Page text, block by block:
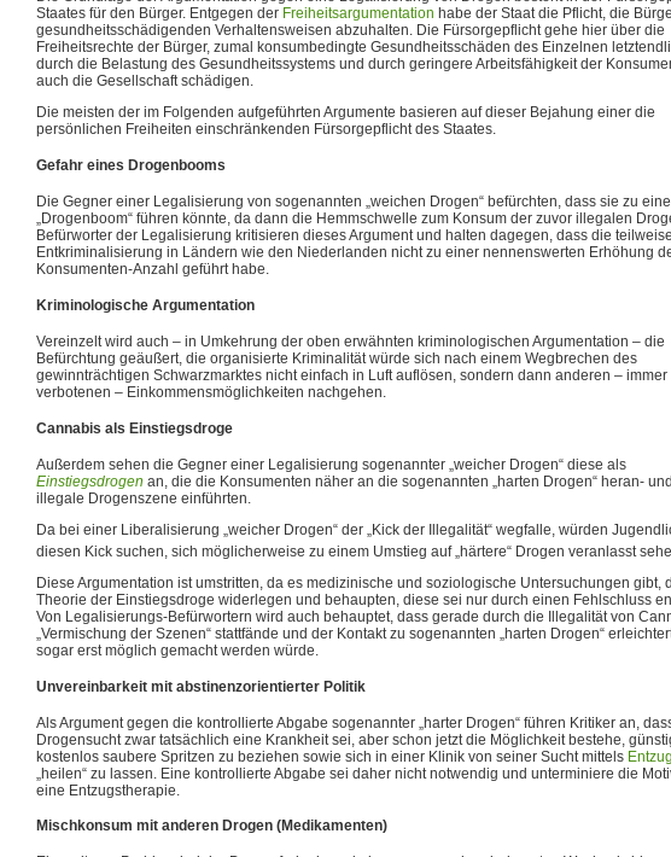
Staates für den Bürger. Entgegen der Freiheitsargumentation habe der Staat die Pflicht, die
gesundheitsschädigenden Verhaltensweisen abzuhalten. Die Fürsorgepflicht gehe hier über die
Freiheitsrechte der Bürger, zumal konsumbedingte Gesundheitsschäden des Einzelnen
durch die Belastung des Gesundheitssystems und durch geringere Arbeitsfähigkeit der
auch die Gesellschaft schädigen.
Die meisten der im Folgenden aufgeführten Argumente basieren auf dieser Bejahung einer die
persönlichen Freiheiten einschränkenden Fürsorgepflicht des Staates.
Gefahr eines Drogenbooms
Die Gegner einer Legalisierung von sogenannten „weichen Drogen“ befürchten, dass sie zu
„Drogenboom“ führen könnte, da dann die Hemmschwelle zum Konsum der zuvor illegalen
Befürworter der Legalisierung kritisieren dieses Argument und halten dagegen, dass die teilweise
Entkriminalisierung in Ländern wie den Niederlanden nicht zu einer nennenswerten Erhöhung
Konsumenten-Anzahl geführt habe.
Kriminologische Argumentation
Vereinzelt wird auch – in Umkehrung der oben erwähnten kriminologischen Argumentation – die
Befürchtung geäußert, die organisierte Kriminalität würde sich nach einem Wegbrechen des
gewinnträchtigen Schwarzmarktes nicht einfach in Luft auflösen, sondern dann anderen – immer
verbotenen – Einkommensmöglichkeiten nachgehen.
Cannabis als Einstiegsdroge
Außerdem sehen die Gegner einer Legalisierung sogenannter „weicher Drogen“ diese als
Einstiegsdrogen an, die die Konsumenten näher an die sogenannten „harten Drogen“ heran-
illegale Drogenszene einführten.
Da bei einer Liberalisierung „weicher Drogen“ der „Kick der Illegalität“ wegfalle, würden
diesen Kick suchen, sich möglicherweise zu einem Umstieg auf „härtere“ Drogen veranlasst
Diese Argumentation ist umstritten, da es medizinische und soziologische Untersuchungen gibt,
Theorie der Einstiegsdroge widerlegen und behaupten, diese sei nur durch einen Fehlschluss
Von Legalisierungs-Befürwortern wird auch behauptet, dass gerade durch die Illegalität von
„Vermischung der Szenen“ stattfände und der Kontakt zu sogenannten „harten Drogen“
sogar erst möglich gemacht werden würde.
Unvereinbarkeit mit abstinenzorientierter Politik
Als Argument gegen die kontrollierte Abgabe sogenannter „harter Drogen“ führen Kritiker an,
Drogensucht zwar tatsächlich eine Krankheit sei, aber schon jetzt die Möglichkeit bestehe,
kostenlos saubere Spritzen zu beziehen sowie sich in einer Klinik von seiner Sucht mittels
„heilen“ zu lassen. Eine kontrollierte Abgabe sei daher nicht notwendig und unterminiere die
eine Entzugstherapie.
Mischkonsum mit anderen Drogen (Medikamenten)